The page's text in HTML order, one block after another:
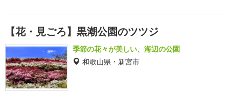
【花・見ごろ】黒潮公園のツツジ
季節の花々が美しい、海辺の公園
和歌山県・新宮市